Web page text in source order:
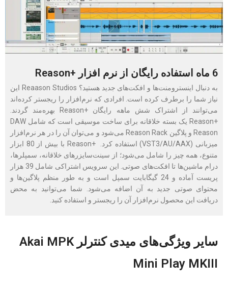
6 ماه استفاده رایگان از نرم افزار +Reason
به دنبال اینسترومنت‌ها و افکت‌‌های جدید هستید؟ Reaason Studios این
نیاز شما را برطرف کرده است. افرادی که نرم‌افزار را ریجستر کرده‌اند
می‌توانند از اشتراک شش ماهه رایگان +Reason بهره‌مند گردند.
+Reason یک بسته خلاقانه برای ساخت موسیقی است که شامل DAW
Reason و پلاگین Reason Rack می‌شود و می‌توان آن را در هر نرم‌افزار
میزبانی (VST3/AU/AAX) استفاده کرد. +Reason با بیش از 80 ابزار
متنوع، همه چیز را شامل می‌شود؛ از سینت‌سایزرهای خلاقانه، سمپلرها،
درام ماشین‌ها تا افکت‌های صوتی. این سرویس اشتراکی شامل 39 هزار
پریست آماده و 24 گیگابایت سمپل است و به طور منظم پلاگین‌ها و
محتوای صوتی جدید به آن اضافه می‌شود. شما می‌توانید به محض
دریافت این محصول نرم‌افزار آن را ریجستر و استفاده کنید.
سایر ویژگی‌های میدی کنترلر Akai MPK
Mini Play MKIII